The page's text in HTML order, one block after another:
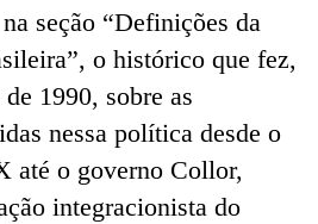
seção “Definições da
o histórico que fez,
1990, sobre as
nessa política desde o
até o governo Collor,
integracionista do